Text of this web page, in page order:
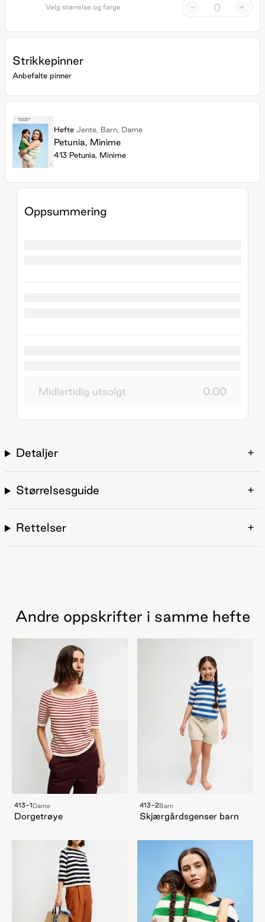
Velg størrelse og farge - +
Strikkepinner
Anbefalte pinner
Hefte Jente, Barn, Dame
Petunia, Minime
413 Petunia, Minime
Oppsummering
Midlertidig utsolgt 0.00
Detaljer
Størrelsesguide
Rettelser
Andre oppskrifter i samme hefte
413-1Dame
Dorgetrøye
413-2Barn
Skjærgårdsgenser barn